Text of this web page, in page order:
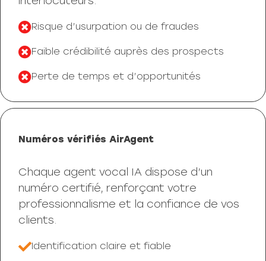
Risque d’usurpation ou de fraudes
Faible crédibilité auprès des prospects
Perte de temps et d’opportunités
Numéros vérifiés AirAgent
Chaque agent vocal IA dispose d’un
numéro certifié, renforçant votre
professionnalisme et la confiance de vos
clients.
Identification claire et fiable